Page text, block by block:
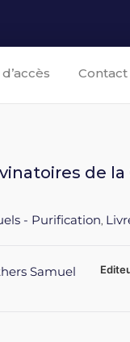
Contact
de la
- Purification,
Samuel